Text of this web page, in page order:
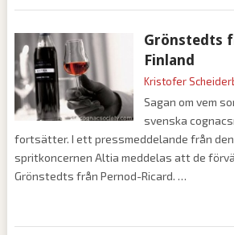
Grönstedts
Finland
Kristofer
Sagan om vem
svenska
fortsätter. I ett pressmeddelande från
spritkoncernen Altia meddelas att de
Grönstedts från Pernod-Ricard.